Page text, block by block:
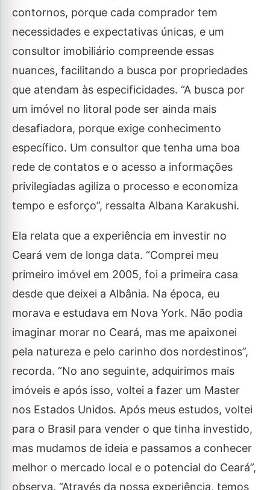
contornos, porque cada comprador tem
necessidades e expectativas únicas, e um
consultor imobiliário compreende essas
nuances, facilitando a busca por propriedades
que atendam às especificidades. “A busca por
um imóvel no litoral pode ser ainda mais
desafiadora, porque exige conhecimento
específico. Um consultor que tenha uma boa
rede de contatos e o acesso a informações
privilegiadas agiliza o processo e economiza
tempo e esforço”, ressalta Albana Karakushi.
Ela relata que a experiência em investir no
Ceará vem de longa data. “Comprei meu
primeiro imóvel em 2005, foi a primeira casa
desde que deixei a Albânia. Na época, eu
morava e estudava em Nova York. Não podia
imaginar morar no Ceará, mas me apaixonei
pela natureza e pelo carinho dos nordestinos”,
recorda. “No ano seguinte, adquirimos mais
imóveis e após isso, voltei a fazer um Master
nos Estados Unidos. Após meus estudos, voltei
para o Brasil para vender o que tinha investido,
mas mudamos de ideia e passamos a conhecer
melhor o mercado local e o potencial do Ceará”,
observa. “Através da nossa experiência, temos